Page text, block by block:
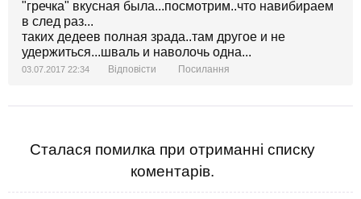
"гречка" вкусная была...посмотрим..что навибираем
в след раз...
таких дедеев полная зрада..там другое и не
удержиться...шваль и наволочь одна...
03.07.2017 22:34 Відповісти Посилання
Сталася помилка при отриманні списку
коментарів.